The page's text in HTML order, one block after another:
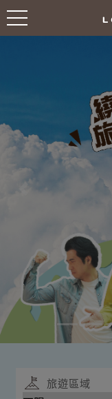
往前
旅遊區域